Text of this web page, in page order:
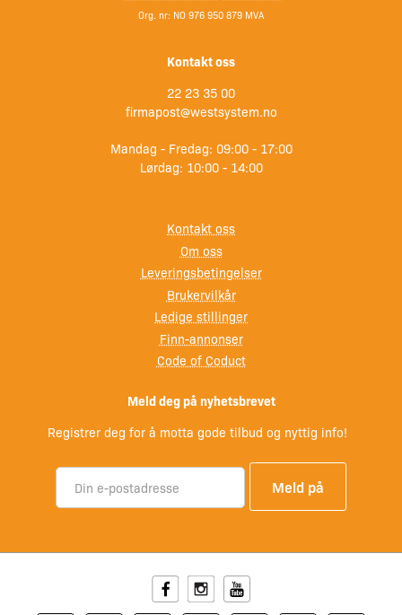
Org. nr: NO 976 950 879 MVA
Kontakt oss
22 23 35 00
firmapost@westsystem.no
Mandag - Fredag: 09:00 - 17:00
Lørdag: 10:00 - 14:00
Kontakt oss
Om oss
Leveringsbetingelser
Brukervilkår
Ledige stillinger
Finn-annonser
Code of Coduct
Meld deg på nyhetsbrevet
Registrer deg for å motta gode tilbud og nyttig info!
FacebookInstagramYoutube